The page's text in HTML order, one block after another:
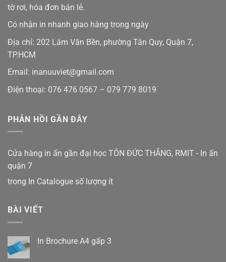
tờ rơi, hóa đơn bán lẻ.
Có nhận in nhanh giao hàng trong ngày
Địa chỉ: 202 Lâm Văn Bền, phường Tân Quy, Quận 7,
TP.HCM
Email: inanuuviet@gmail.com
Điện thoại: 076 476 0567 – 079 779 8019
PHẢN HỒI GẦN ĐÂY
Cửa hàng in ấn gần đại học TÔN ĐỨC THẮNG, RMIT - In ấn
quận 7
trong In Catalogue số lượng ít
BÀI VIẾT
In Brochure A4 gấp 3